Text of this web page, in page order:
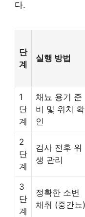
다.
단
계
실행 방법
1
단
계
채뇨 용기 준
비 및 위치 확
인
2
단
계
검사 전후 위
생 관리
3
단
계
정확한 소변
채취 (중간뇨)